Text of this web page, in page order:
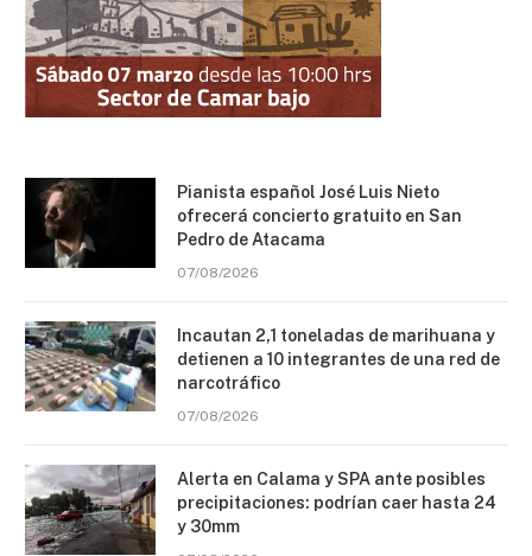
Pianista español José Luis Nieto
ofrecerá concierto gratuito en San
Pedro de Atacama
07/08/2026
Incautan 2,1 toneladas de marihuana y
detienen a 10 integrantes de una red de
narcotráfico
07/08/2026
Alerta en Calama y SPA ante posibles
precipitaciones: podrían caer hasta 24
y 30mm